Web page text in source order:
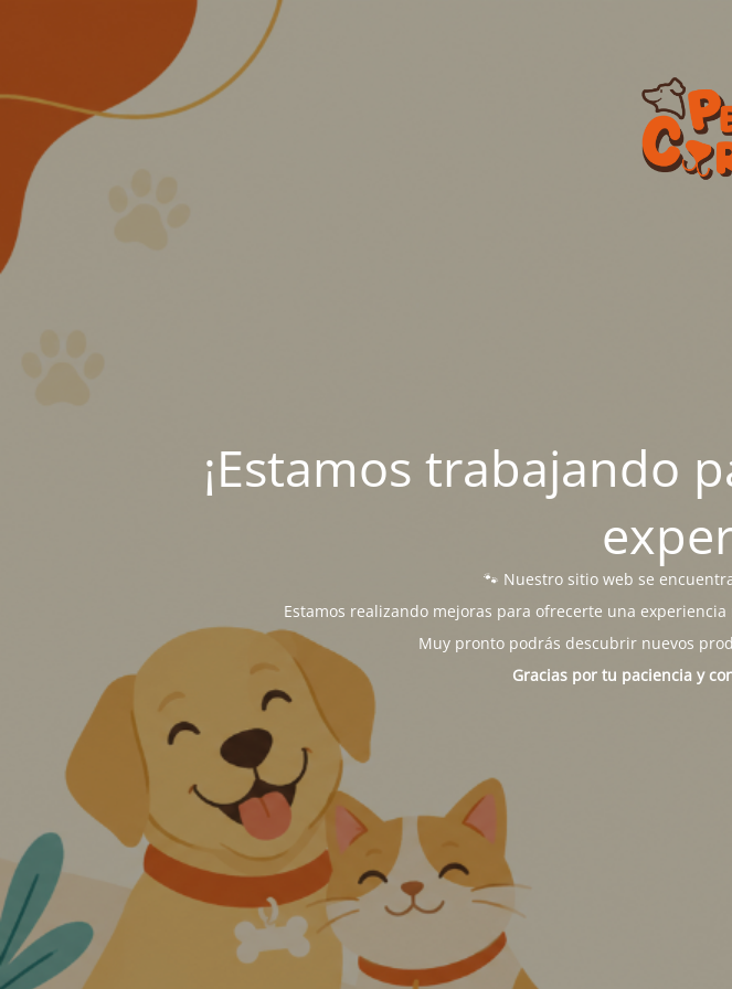
¡Estamos trabajando
🐾 Nuestro sitio web se
Estamos realizando mejoras para ofrecerte una
Muy pronto podrás descubrir nuevos
Gracias por tu paciencia y